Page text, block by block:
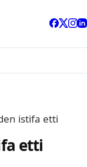
istifa etti
etti